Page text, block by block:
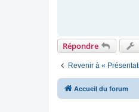
Répondre
Revenir à «
Accueil du forum